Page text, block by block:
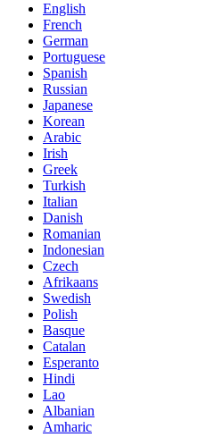
English
French
German
Portuguese
Spanish
Russian
Japanese
Korean
Arabic
Irish
Greek
Turkish
Italian
Danish
Romanian
Indonesian
Czech
Afrikaans
Swedish
Polish
Basque
Catalan
Esperanto
Hindi
Lao
Albanian
Amharic